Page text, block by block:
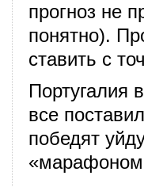
прогноз не
понятно).
ставить с
Португалия
все
победят